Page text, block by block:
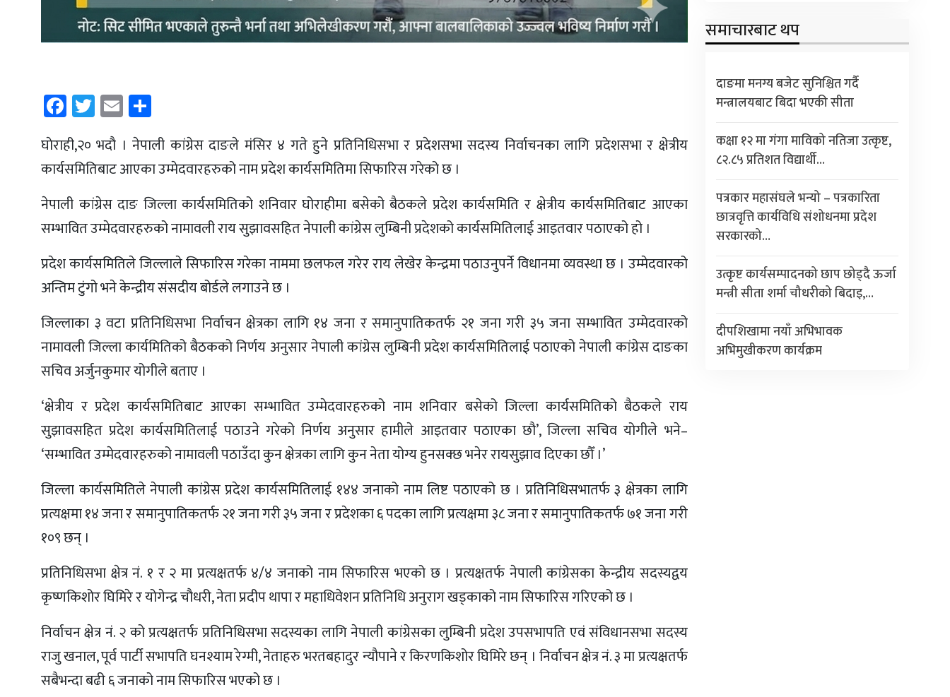
Facebook
Twitter
Email
घाेराही,२० भदौ । नेपाली कांग्रेस दाङले मंसिर ४ गते हुने प्रतिनिधिसभा र प्रदेशसभा सदस्य निर्वाचनका लागि प्रदेशसभा र क्षेत्रीय
कार्यसमितिबाट आएका उम्मेदवारहरुको नाम प्रदेश कार्यसमितिमा सिफारिस गरेको छ ।
नेपाली कांग्रेस दाङ जिल्ला कार्यसमितिको शनिवार घोराहीमा बसेको बैठकले प्रदेश कार्यसमिति र क्षेत्रीय कार्यसमितिबाट आएका
सम्भावित उम्मेदवारहरुको नामावली राय सुझावसहित नेपाली कांग्रेस लुम्बिनी प्रदेशको कार्यसमितिलाई आइतवार पठाएको हो ।
प्रदेश कार्यसमितिले जिल्लाले सिफारिस गरेका नाममा छलफल गरेर राय लेखेर केन्द्रमा पठाउनुपर्ने विधानमा व्यवस्था छ । उम्मेदवारको
अन्तिम टुंगो भने केन्द्रीय संसदीय बोर्डले लगाउने छ ।
जिल्लाका ३ वटा प्रतिनिधिसभा निर्वाचन क्षेत्रका लागि १४ जना र समानुपातिकतर्फ २१ जना गरी ३५ जना सम्भावित उम्मेदवारको
नामावली जिल्ला कार्यमितिको बैठकको निर्णय अनुसार नेपाली कांग्रेस लुम्बिनी प्रदेश कार्यसमितिलाई पठाएको नेपाली कांग्रेस दाङका
सचिव अर्जुनकुमार योगीले बताए ।
‘क्षेत्रीय र प्रदेश कार्यसमितिबाट आएका सम्भावित उम्मेदवारहरुको नाम शनिवार बसेको जिल्ला कार्यसमितिको बैठकले राय
सुझावसहित प्रदेश कार्यसमितिलाई पठाउने गरेको निर्णय अनुसार हामीले आइतवार पठाएका छौ’, जिल्ला सचिव योगीले भने–
‘सम्भावित उम्मेदवारहरुको नामावली पठाउँदा कुन क्षेत्रका लागि कुन नेता योग्य हुनसक्छ भनेर रायसुझाव दिएका छौँ ।’
जिल्ला कार्यसमितिले नेपाली कांग्रेस प्रदेश कार्यसमितिलाई १४४ जनाको नाम लिष्ट पठाएको छ । प्रतिनिधिसभातर्फ ३ क्षेत्रका लागि
प्रत्यक्षमा १४ जना र समानुपातिकतर्फ २१ जना गरी ३५ जना र प्रदेशका ६ पदका लागि प्रत्यक्षमा ३८ जना र समानुपातिकतर्फ ७१ जना गरी
१०९ छन् ।
प्रतिनिधिसभा क्षेत्र नं. १ र २ मा प्रत्यक्षतर्फ ४/४ जनाको नाम सिफारिस भएको छ । प्रत्यक्षतर्फ नेपाली कांग्रेसका केन्द्रीय सदस्यद्वय
कृष्णकिशोर घिमिरे र योगेन्द्र चौधरी, नेता प्रदीप थापा र महाधिवेशन प्रतिनिधि अनुराग खड्काको नाम सिफारिस गरिएको छ ।
निर्वाचन क्षेत्र नं. २ को प्रत्यक्षतर्फ प्रतिनिधिसभा सदस्यका लागि नेपाली कांग्रेसका लुम्बिनी प्रदेश उपसभापति एवं संविधानसभा सदस्य
राजु खनाल, पूर्व पार्टी सभापति घनश्याम रेग्मी, नेताहरु भरतबहादुर न्यौपाने र किरणकिशोर घिमिरे छन् । निर्वाचन क्षेत्र नं. ३ मा प्रत्यक्षतर्फ
सबैभन्दा बढी ६ जनाको नाम सिफारिस भएको छ ।
समाचारबाट थप
दाङमा मनग्य बजेट सुनिश्चित गर्दै
मन्त्रालयबाट बिदा भएकी सीता
कक्षा १२ मा गंगा माविको नतिजा उत्कृष्ट,
८२.८५ प्रतिशत विद्यार्थी…
पत्रकार महासंघले भन्यो – पत्रकारिता
छात्रवृत्ति कार्यविधि संशोधनमा प्रदेश
सरकारको…
उत्कृष्ट कार्यसम्पादनको छाप छोड्दै ऊर्जा
मन्त्री सीता शर्मा चौधरीको बिदाइ,…
दीपशिखामा नयाँ अभिभावक
अभिमुखीकरण कार्यक्रम